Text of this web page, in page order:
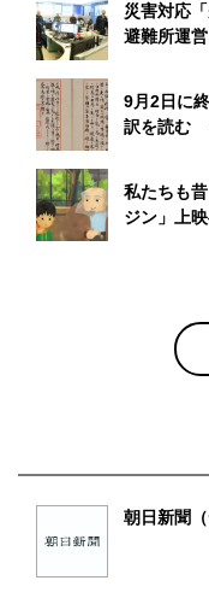
災害対応
避難所運
9月2日に
訳を読む
私たちも
ジン」上
朝日新聞（